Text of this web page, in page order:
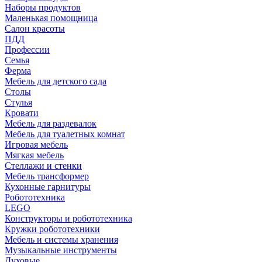
Наборы продуктов
Маленькая помощница
Салон красоты
ПДД
Профессии
Семья
Ферма
Мебель для детского сада
Столы
Cтулья
Кровати
Мебель для раздевалок
Мебель для туалетных комнат
Игровая мебель
Мягкая мебель
Стеллажи и стенки
Мебель трансформер
Кухонные гарнитуры
Робототехника
LEGO
Конструкторы и робототехника
Кружки робототехники
Мебель и системы хранения
Музыкальные инструменты